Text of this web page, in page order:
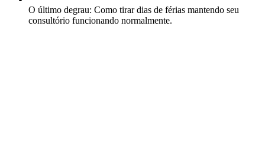
O último degrau: Como tirar dias de férias mantendo seu
consultório funcionando normalmente.